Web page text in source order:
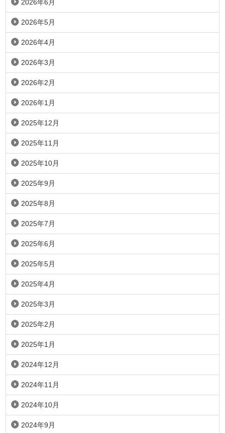
2026年6月
2026年5月
2026年4月
2026年3月
2026年2月
2026年1月
2025年12月
2025年11月
2025年10月
2025年9月
2025年8月
2025年7月
2025年6月
2025年5月
2025年4月
2025年3月
2025年2月
2025年1月
2024年12月
2024年11月
2024年10月
2024年9月